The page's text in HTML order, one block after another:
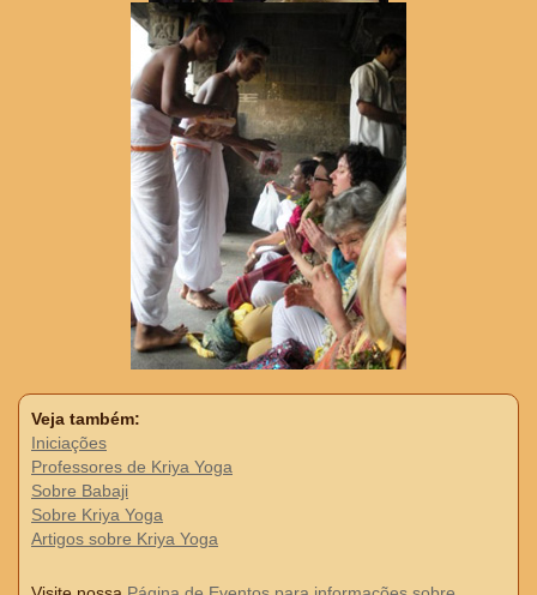
Veja também:
Iniciações
Professores de Kriya Yoga
Sobre Babaji
Sobre Kriya Yoga
Artigos sobre Kriya Yoga